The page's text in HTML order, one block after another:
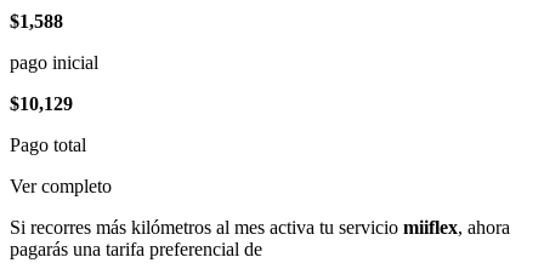
$1,588
pago inicial
$10,129
Pago total
Ver completo
Si recorres más kilómetros al mes activa tu servicio miiflex, ahora
pagarás una tarifa preferencial de